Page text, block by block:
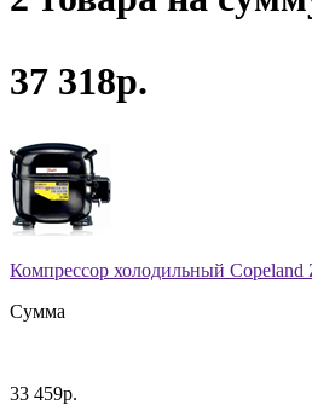
37 318р.
Компрессор холодильный
Сумма
33 459р.